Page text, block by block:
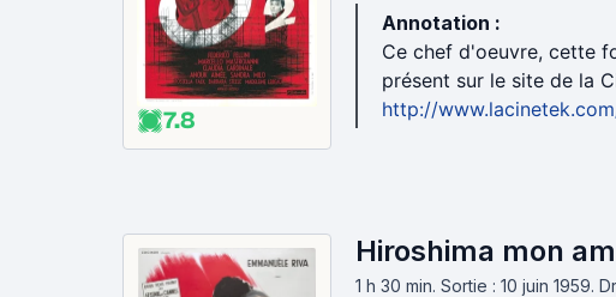
7.8
Annotation :
Ce chef d'oeuvre, cette
présent sur le site de la
http://
Hiroshima mon
1 h 30 min. Sortie : 10 juin 1959.